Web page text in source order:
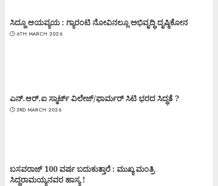
ಸಿದ್ದೂ ಆಯವ್ಯಯ : ಗ್ಯಾರಂಟಿ ನೋವಿನಲ್ಲೂ ಅಭಿವೃದ್ಧಿ ದೃಷ್ಠಿಕೋನ
6TH MARCH 2026
ಎನ್.ಆರ್.ಐ ಸ್ಮಾರ್ಟ್ ವಿಲೇಜ್/ಫಾರ್ಮರ್ ಸಿಟಿ ಭರದ ಸಿದ್ಧತೆ ?
3RD MARCH 2026
ಬಸವರಾಜ್ 100 ವರ್ಷ ಬದುಕುತ್ತಾರೆ : ಮುಖ್ಯ ಮಂತ್ರಿ
ಸಿದ್ಧರಾಮಯ್ಯನವರ ಹಾಸ್ಯ !